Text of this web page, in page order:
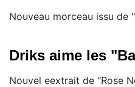
Nouveau morceau issu de
Driks aime les
Nouvel eextrait de "Rose